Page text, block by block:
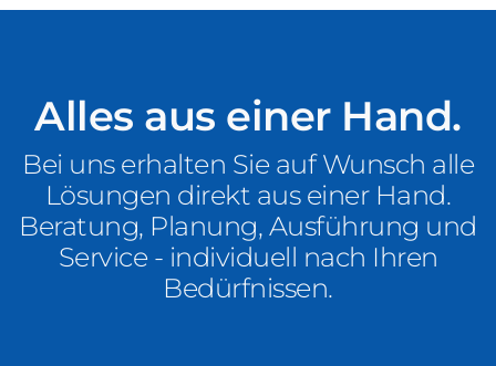
Alles aus einer Hand.
Bei uns erhalten Sie auf Wunsch alle
Lösungen direkt aus einer Hand.
Beratung, Planung, Ausführung und
Service - individuell nach Ihren
Bedürfnissen.